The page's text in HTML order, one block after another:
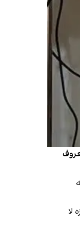
قدياني، المعروف
لا